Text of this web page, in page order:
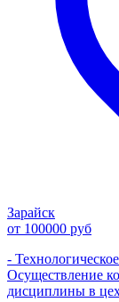
Зарайск
от 100000 руб
-
Осуществление
дисциплины в